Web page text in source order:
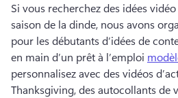
Si vous recherchez des idées
saison de la dinde, nous avons
pour les débutants d’idées de
en main d’un prêt à l’emploi
personnalisez avec des vidéos
Thanksgiving, des autocollants de